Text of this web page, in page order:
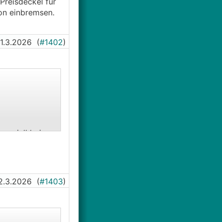
einbremsen.
(#1402)
bei
blöd es
und es
mit
(#1403)